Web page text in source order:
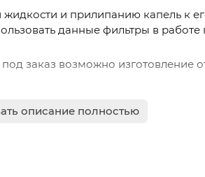
и прилипанию капель к
данные фильтры в
заказ возможно изготовление
описание полностью